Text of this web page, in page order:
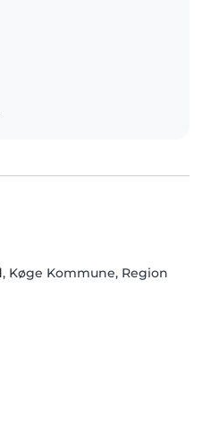
, Køge Kommune, Region